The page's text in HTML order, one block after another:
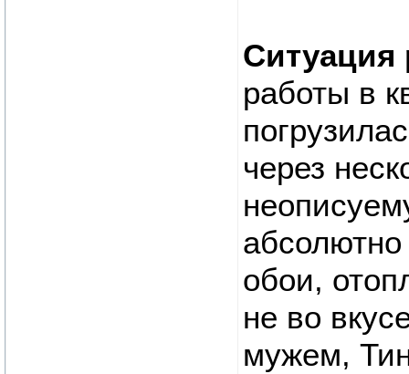
Ситуация
работы в
через
абсолютно
обои,
не во
мужем,